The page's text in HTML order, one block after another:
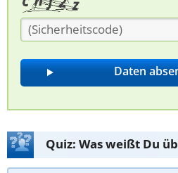
Quiz: Was weißt Du